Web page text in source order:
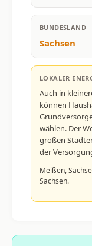
BUNDESLAND
Sachsen
LOKALER
Auch in
können
wählen. Der
großen
der
Meißen,
Sachsen.